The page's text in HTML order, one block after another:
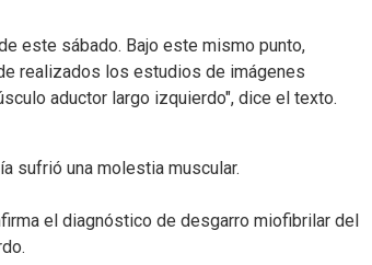
este sábado. Bajo este mismo punto,
realizados los estudios de imágenes
aductor largo izquierdo", dice el texto.
sufrió una molestia muscular.
el diagnóstico de desgarro miofibrilar del